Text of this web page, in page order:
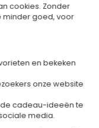
12 vakken
met tekst
en houten
cookies. Zonder
minder goed, voor
en bekeken
onze website
cadeau-ideeën te
media.